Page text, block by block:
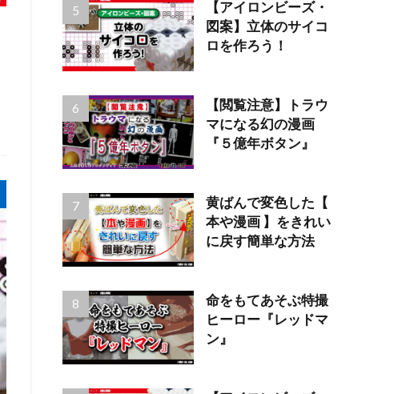
【アイロンビーズ・
図案】立体のサイコ
ロを作ろう！
【閲覧注意】トラウ
マになる幻の漫画
『５億年ボタン』
黄ばんで変色した【
本や漫画 】をきれい
に戻す簡単な方法
命をもてあそぶ特撮
ヒーロー『レッドマ
ン』